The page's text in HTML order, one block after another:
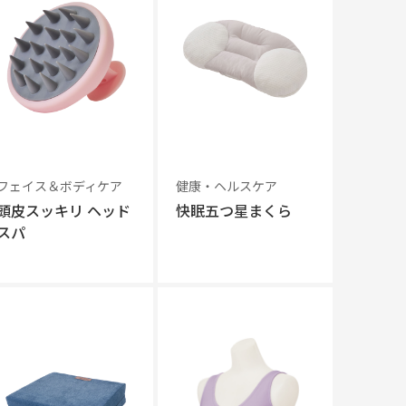
ェイス＆ボディケア
皮スッキリ ヘッド
パ
健康・ヘルスケア
快眠五つ星まくら